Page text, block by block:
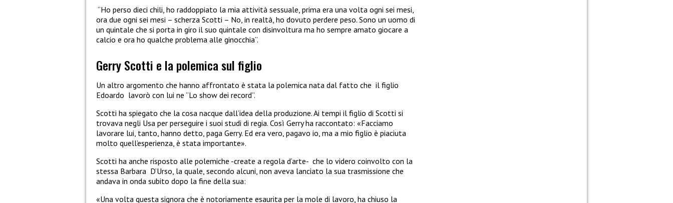
“Ho perso dieci chili, ho raddoppiato la mia attività sessuale, prima era una volta ogni sei mesi,
ora due ogni sei mesi – scherza Scotti – No, in realtà, ho dovuto perdere peso. Sono un uomo di
un quintale che si porta in giro il suo quintale con disinvoltura ma ho sempre amato giocare a
calcio e ora ho qualche problema alle ginocchia”.
Gerry Scotti e la polemica sul figlio
Un altro argomento che hanno affrontato è stata la polemica nata dal fatto che il figlio
Edoardo lavorò con lui ne “Lo show dei record”.
Scotti ha spiegato che la cosa nacque dall’idea della produzione. Ai tempi il figlio di Scotti si
trovava negli Usa per perseguire i suoi studi di regia. Così Gerry ha raccontato: «Facciamo
lavorare lui, tanto, hanno detto, paga Gerry. Ed era vero, pagavo io, ma a mio figlio è piaciuta
molto quell’esperienza, è stata importante».
Scotti ha anche risposto alle polemiche -create a regola d’arte- che lo videro coinvolto con la
stessa Barbara D’Urso, la quale, secondo alcuni, non aveva lanciato la sua trasmissione che
andava in onda subito dopo la fine della sua:
«Una volta questa signora che è notoriamente esaurita per la mole di lavoro, ha chiuso la